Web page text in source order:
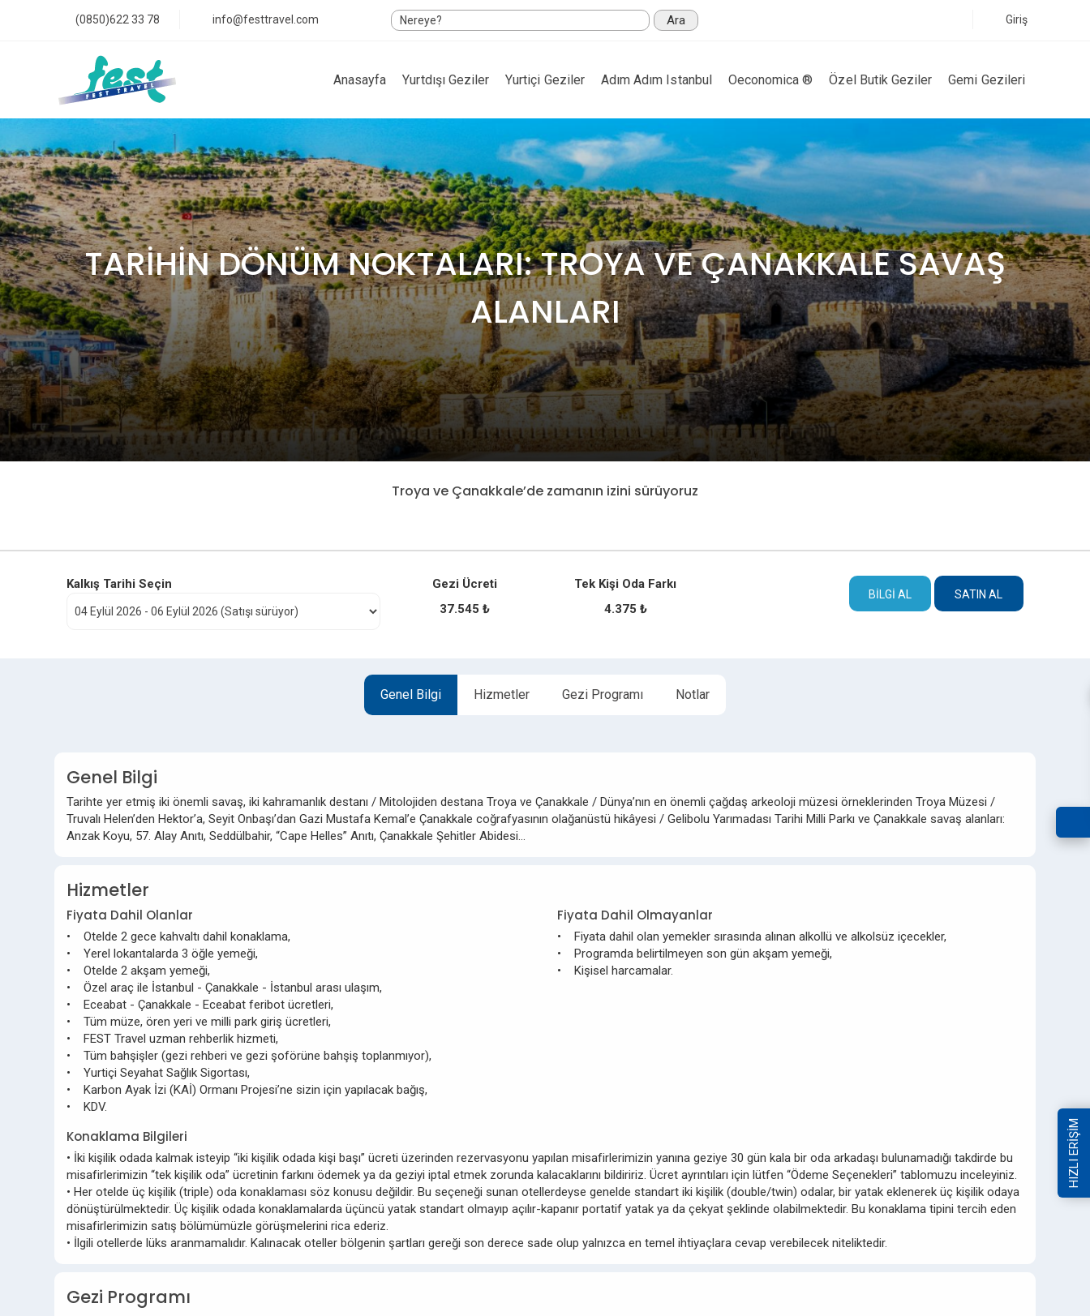
(0850)622 33 78 info@festtravel.com Ara Giriş
Anasayfa Yurtdışı Geziler Yurtiçi Geziler Adım Adım Istanbul Oeconomica ® Özel Butik Geziler Gemi Gezileri
TARİHİN DÖNÜM NOKTALARI: TROYA VE ÇANAKKALE SAVAŞ
ALANLARI
Troya ve Çanakkale’de zamanın izini sürüyoruz
Kalkış Tarihi Seçin
Gezi Ücreti
37.545 ₺
Tek Kişi Oda Farkı
4.375 ₺
BILGI AL SATIN AL
Genel Bilgi Hizmetler Gezi Programı Notlar
Genel Bilgi
Tarihte yer etmiş iki önemli savaş, iki kahramanlık destanı / Mitolojiden destana Troya ve Çanakkale / Dünya’nın en önemli çağdaş arkeoloji müzesi örneklerinden Troya Müzesi /
Truvalı Helen’den Hektor’a, Seyit Onbaşı’dan Gazi Mustafa Kemal’e Çanakkale coğrafyasının olağanüstü hikâyesi / Gelibolu Yarımadası Tarihi Milli Parkı ve Çanakkale savaş alanları:
Anzak Koyu, 57. Alay Anıtı, Seddülbahir, “Cape Helles” Anıtı, Çanakkale Şehitler Abidesi…
Hizmetler
Fiyata Dahil Olanlar
• Otelde 2 gece kahvaltı dahil konaklama,
• Yerel lokantalarda 3 öğle yemeği,
• Otelde 2 akşam yemeği,
• Özel araç ile İstanbul - Çanakkale - İstanbul arası ulaşım,
• Eceabat - Çanakkale - Eceabat feribot ücretleri,
• Tüm müze, ören yeri ve milli park giriş ücretleri,
• FEST Travel uzman rehberlik hizmeti,
• Tüm bahşişler (gezi rehberi ve gezi şoförüne bahşiş toplanmıyor),
• Yurtiçi Seyahat Sağlık Sigortası,
• Karbon Ayak İzi (KAİ) Ormanı Projesi’ne sizin için yapılacak bağış,
• KDV.
Fiyata Dahil Olmayanlar
• Fiyata dahil olan yemekler sırasında alınan alkollü ve alkolsüz içecekler,
• Programda belirtilmeyen son gün akşam yemeği,
• Kişisel harcamalar.
Konaklama Bilgileri
• İki kişilik odada kalmak isteyip “iki kişilik odada kişi başı” ücreti üzerinden rezervasyonu yapılan misafirlerimizin yanına geziye 30 gün kala bir oda arkadaşı bulunamadığı takdirde bu
misafirlerimizin “tek kişilik oda” ücretinin farkını ödemek ya da geziyi iptal etmek zorunda kalacaklarını bildiririz. Ücret ayrıntıları için lütfen “Ödeme Seçenekleri” tablomuzu inceleyiniz.
• Her otelde üç kişilik (triple) oda konaklaması söz konusu değildir. Bu seçeneği sunan otellerdeyse genelde standart iki kişilik (double/twin) odalar, bir yatak eklenerek üç kişilik odaya
dönüştürülmektedir. Üç kişilik odada konaklamalarda üçüncü yatak standart olmayıp açılır-kapanır portatif yatak ya da çekyat şeklinde olabilmektedir. Bu konaklama tipini tercih eden
misafirlerimizin satış bölümümüzle görüşmelerini rica ederiz.
• İlgili otellerde lüks aranmamalıdır. Kalınacak oteller bölgenin şartları gereği son derece sade olup yalnızca en temel ihtiyaçlara cevap verebilecek niteliktedir.
Gezi Programı
HIZLI ERİŞİM